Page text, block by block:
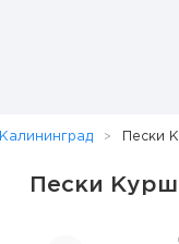
Калининград Пески
Пески